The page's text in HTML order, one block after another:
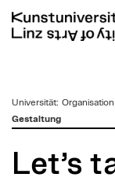
zum
Inhalt
Universität: Organisation
Gestaltung
Let’s